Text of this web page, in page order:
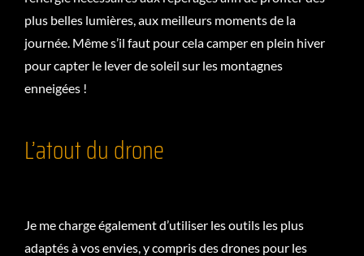
plus belles lumières, aux meilleurs moments de la
journée. Même s’il faut pour cela camper en plein hiver
pour capter le lever de soleil sur les montagnes
enneigées !
L’atout du drone
Je me charge également d’utiliser les outils les plus
adaptés à vos envies, y compris des drones pour les